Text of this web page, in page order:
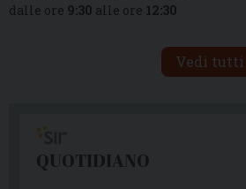
dalle ore 9:30 alle ore 12:30
Vedi